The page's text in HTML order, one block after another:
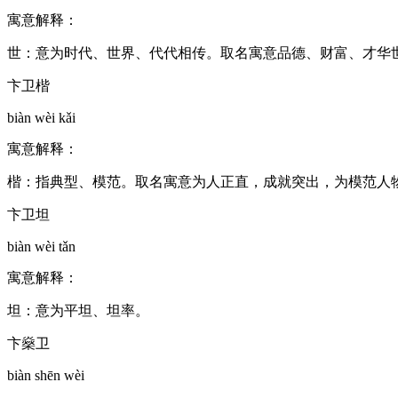
寓意解释：
世：意为时代、世界、代代相传。取名寓意品德、财富、才华
卞卫楷
biàn wèi kǎi
寓意解释：
楷：指典型、模范。取名寓意为人正直，成就突出，为模范人
卞卫坦
biàn wèi tǎn
寓意解释：
坦：意为平坦、坦率。
卞燊卫
biàn shēn wèi